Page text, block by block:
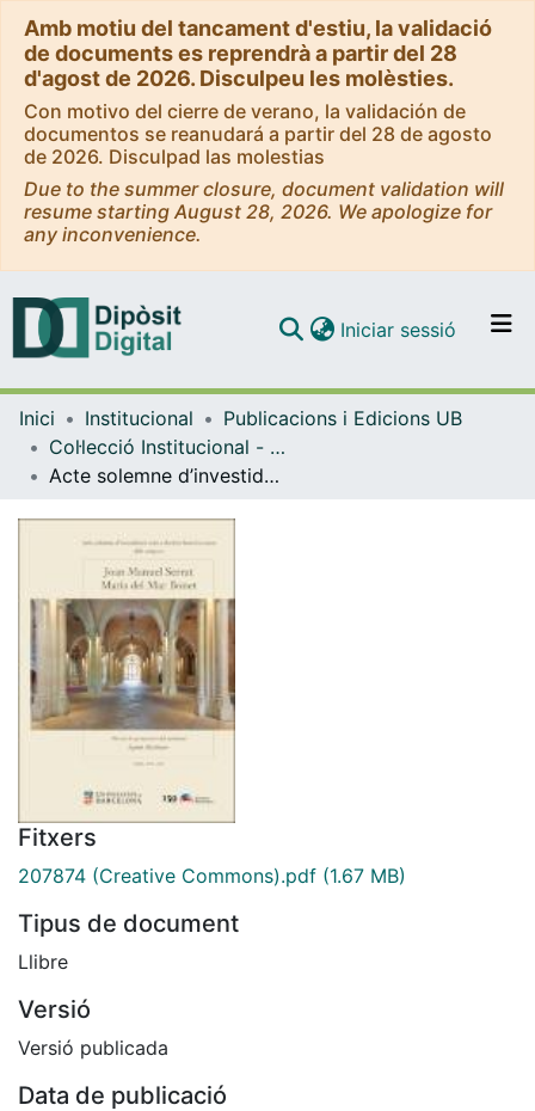
Amb motiu del tancament d'estiu, la validació
de documents es reprendrà a partir del 28
d'agost de 2026. Disculpeu les molèsties.
Con motivo del cierre de verano, la validación de
documentos se reanudará a partir del 28 de agosto
de 2026. Disculpad las molestias
Due to the summer closure, document validation will
resume starting August 28, 2026. We apologize for
any inconvenience.
Navega per tot el DD
Com publicar
Iniciar sessió (current)
Inici Institucional
Publicacions i Edicions UB
Col·lecció Institucional - eBooks - (Publicacions i Edicions UB)
Acte solemne d’investidura com a doctors honoris causa dels senyors Joan Manuel Serrat, Maria del Mar Bonet : març del 2023
Fitxers
207874 (Creative Commons).pdf (1.67 MB)
Tipus de document
Llibre
Versió
Versió publicada
Data de publicació